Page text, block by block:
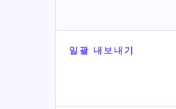
일괄 내보내기